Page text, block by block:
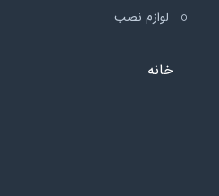
لوازم نصب
خانه